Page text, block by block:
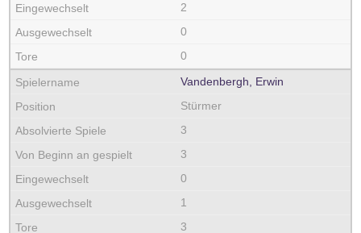
2
0
0
Vandenbergh, Erwin
Stürmer
3
3
0
1
3